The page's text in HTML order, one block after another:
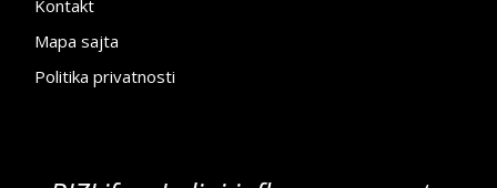
Kontakt
Mapa sajta
Politika privatnosti